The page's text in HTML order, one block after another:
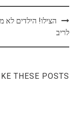
Post
navigation
הצילו! הילדים לא
לריב
THESE POSTS